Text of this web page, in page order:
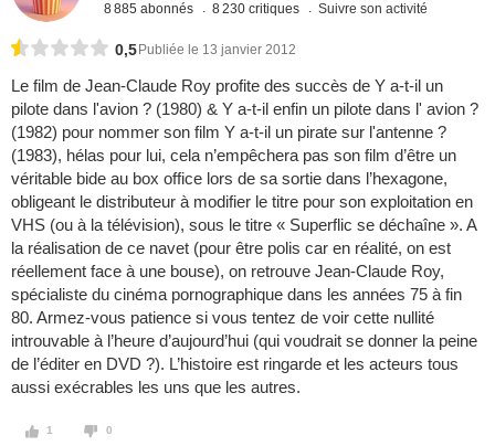
8 885 abonnés 8 230 critiques Suivre son activité
0,5 Publiée le 13 janvier 2012
Le film de Jean-Claude Roy profite des succès de Y a-t-il un
pilote dans l'avion ? (1980) & Y a-t-il enfin un pilote dans l' avion ?
(1982) pour nommer son film Y a-t-il un pirate sur l'antenne ?
(1983), hélas pour lui, cela n’empêchera pas son film d’être un
véritable bide au box office lors de sa sortie dans l’hexagone,
obligeant le distributeur à modifier le titre pour son exploitation en
VHS (ou à la télévision), sous le titre « Superflic se déchaîne ». A
la réalisation de ce navet (pour être polis car en réalité, on est
réellement face à une bouse), on retrouve Jean-Claude Roy,
spécialiste du cinéma pornographique dans les années 75 à fin
80. Armez-vous patience si vous tentez de voir cette nullité
introuvable à l’heure d’aujourd’hui (qui voudrait se donner la peine
de l’éditer en DVD ?). L’histoire est ringarde et les acteurs tous
aussi exécrables les uns que les autres.
1 0